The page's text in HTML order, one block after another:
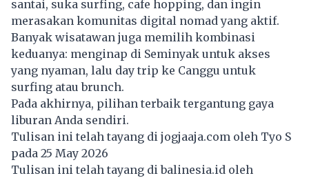
santai, suka surfing, cafe hopping, dan ingin
merasakan komunitas digital nomad yang aktif.
Banyak wisatawan juga memilih kombinasi
keduanya: menginap di Seminyak untuk akses
yang nyaman, lalu day trip ke Canggu untuk
surfing atau brunch.
Pada akhirnya, pilihan terbaik tergantung gaya
liburan Anda sendiri.
Tulisan ini telah tayang di jogjaaja.com oleh Tyo S
pada 25 May 2026
Tulisan ini telah tayang dibalinesia.id oleh